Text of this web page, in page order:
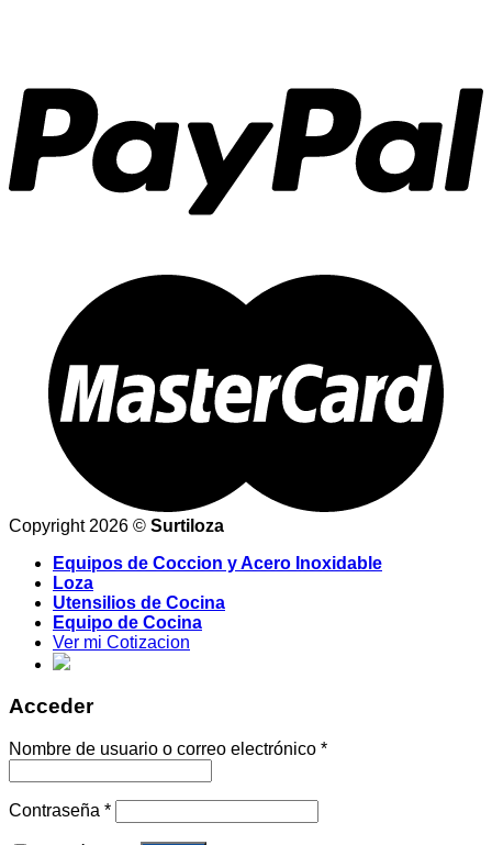
Copyright 2026 © Surtiloza
Equipos de Coccion y Acero Inoxidable
Loza
Utensilios de Cocina
Equipo de Cocina
Ver mi Cotizacion
Acceder
Nombre de usuario o correo electrónico *
Contraseña *